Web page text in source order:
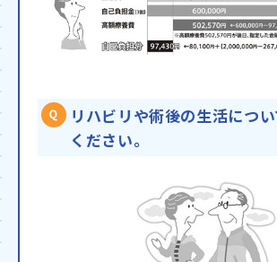
リハビリや術後の生活につ
ください。